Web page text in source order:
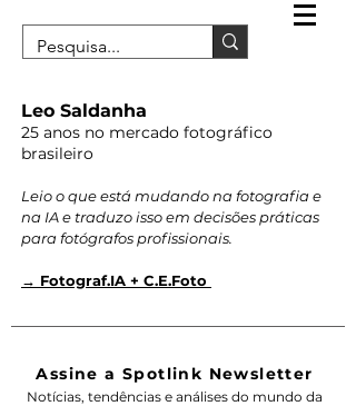
Leo Saldanha
25 anos no mercado fotográfico
brasileiro
Leio o que está mudando na fotografia e
na IA e traduzo isso em decisões práticas
para fotógrafos profissionais.
→ Fotograf.IA + C.E.Foto
Assine a Spotlink Newsletter
Notícias, tendências e análises do mundo da